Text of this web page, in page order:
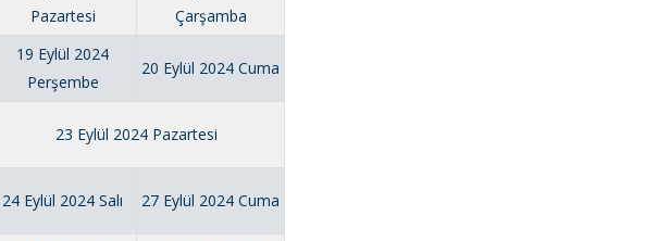
Pazartesi
Çarşamba
19 Eylül 2024
Perşembe
20 Eylül 2024 Cuma
23 Eylül 2024 Pazartesi
24 Eylül 2024 Salı 27 Eylül 2024 Cuma